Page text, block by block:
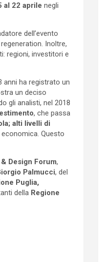
al 22 aprile negli
dell’evento
Inoltre,
regioni, investitori e
anni ha registrato un
un deciso
gli analisti, nel 2018
, che passa
alti livelli di
Questo
Design Forum,
Palmucci, del
Puglia,
della Regione